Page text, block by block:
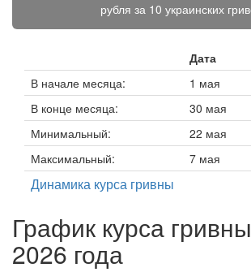
рубля за 10 украинских
Дата
В начале месяца:
1 мая
В конце месяца:
30 мая
Минимальный:
22 мая
Максимальный:
7 мая
Динамика курса гривны
График курса
2026 года